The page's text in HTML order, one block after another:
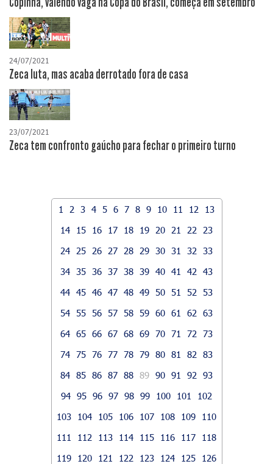
24/07/2021
Zeca luta, mas acaba derrotado fora de casa
23/07/2021
Zeca tem confronto gaúcho para fechar o primeiro turno
1 2 3 4 5 6 7 8 9 10 11 12
13
14
15 16 17 18 19 20 21 22
23
24
25 26 27 28 29 30 31 32
33
34 35 36 37 38 39 40 41 42
43
44 45 46 47 48 49 50 51 52
53
54 55 56 57 58 59 60 61 62
63
64 65 66 67 68 69 70 71 72
73
74 75 76 77 78 79 80 81 82
83
84 85 86 87 88 89 90 91 92
93
94 95 96 97 98 99 100 101
102
103
104 105 106 107 108 109
110
111
112 113 114 115 116 117
118
119
120 121 122 123 124 125
126